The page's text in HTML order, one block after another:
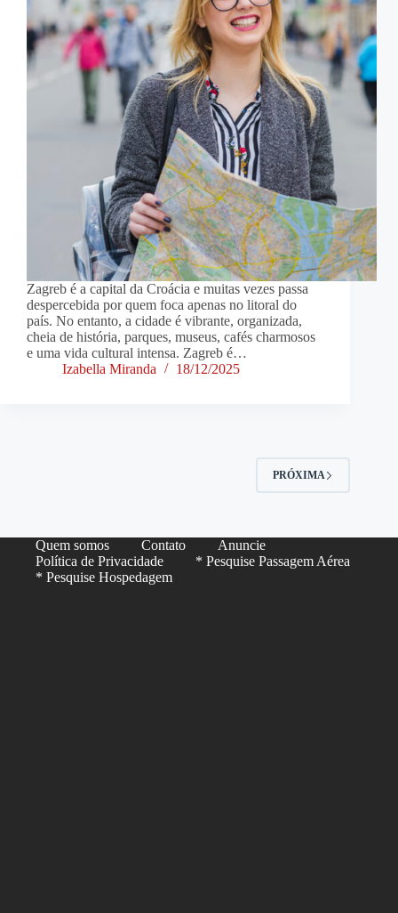
Zagreb é a capital da Croácia e muitas vezes passa
despercebida por quem foca apenas no litoral do
país. No entanto, a cidade é vibrante, organizada,
cheia de história, parques, museus, cafés charmosos
e uma vida cultural intensa. Zagreb é…
Izabella Miranda
18/12/2025
PRÓXIMA
Quem somos Contato
Anuncie
Política de Privacidade
* Pesquise Passagem Aérea
* Pesquise Hospedagem